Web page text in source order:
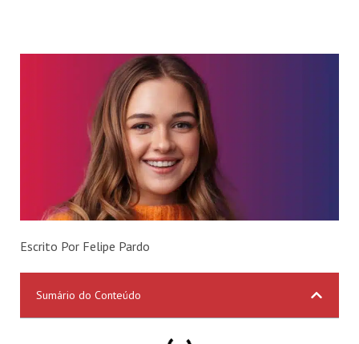
Escrito Por Felipe Pardo
Sumário do Conteúdo